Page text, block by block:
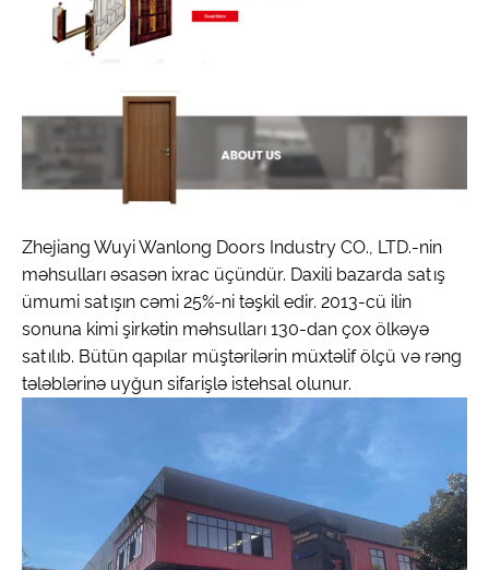
Zhejiang Wuyi Wanlong Doors Industry CO., LTD.-nin
məhsulları əsasən ixrac üçündür. Daxili bazarda satış
ümumi satışın cəmi 25%-ni təşkil edir. 2013-cü ilin
sonuna kimi şirkətin məhsulları 130-dan çox ölkəyə
satılıb. Bütün qapılar müştərilərin müxtəlif ölçü və rəng
tələblərinə uyğun sifarişlə istehsal olunur.